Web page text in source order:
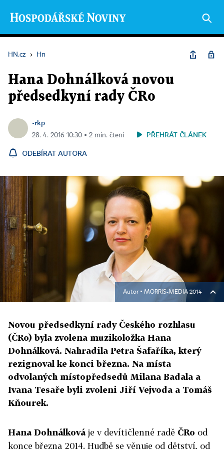
HN.cz › Hn
Hana Dohnálková novou
předsedkyní rady ČRo
-rkp
28. 4. 2016 10:30 ▪ 2 min. čtení PŘEHRÁT ČLÁNEK
ODEBÍRAT AUTORA
Autor ▪ MORRIS-MEDIA 2014
Novou předsedkyní rady Českého rozhlasu
(ČRo) byla zvolena muzikoložka Hana
Dohnálková. Nahradila Petra Šafaříka, který
rezignoval ke konci března. Na místa
odvolaných místopředsedů Milana Badala a
Ivana Tesaře byli zvoleni Jiří Vejvoda a Tomáš
Kňourek.
Hana Dohnálkováje v devítičlenné radě ČRo od
konce března 2014. Hudbě se věnuje od dětství, od